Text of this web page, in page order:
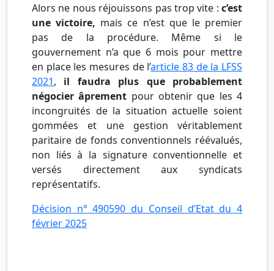
Alors ne nous réjouissons pas trop vite : c’est
une victoire, mais ce n’est que le premier
pas de la procédure. Même si le
gouvernement n’a que 6 mois pour mettre
en place les mesures de l’article 83 de la LFSS
2021, il faudra plus que probablement
négocier âprement pour obtenir que les 4
incongruités de la situation actuelle soient
gommées et une gestion véritablement
paritaire de fonds conventionnels réévalués,
non liés à la signature conventionnelle et
versés directement aux syndicats
représentatifs.
Décision n° 490590 du Conseil d’Etat du 4
février 2025